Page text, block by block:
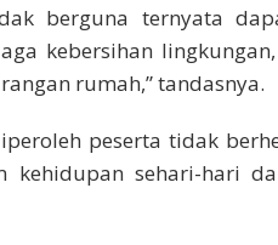
berguna ternyata
kebersihan
rumah,” tandasnya.
peserta tidak
kehidupan sehari-hari